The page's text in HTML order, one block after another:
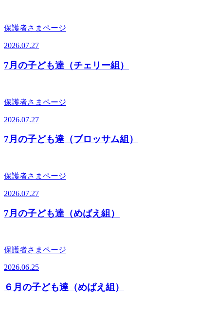
保護者さまページ
2026.07.27
7月の子ども達（チェリー組）
保護者さまページ
2026.07.27
7月の子ども達（ブロッサム組）
保護者さまページ
2026.07.27
7月の子ども達（めばえ組）
保護者さまページ
2026.06.25
６月の子ども達（めばえ組）